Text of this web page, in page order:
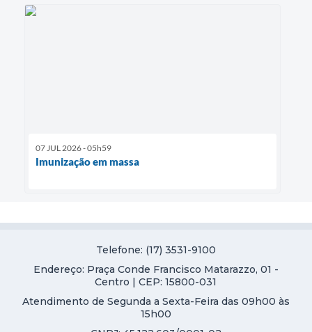
07 JUL 2026 - 05h59
Imunização em massa
Telefone: (17) 3531-9100
Endereço: Praça Conde Francisco Matarazzo, 01 -
Centro | CEP: 15800-031
Atendimento de Segunda a Sexta-Feira das 09h00 às
15h00